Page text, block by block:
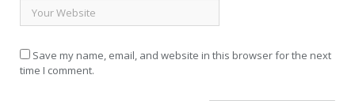
Save my name, email, and website in this browser for the next
time I comment.